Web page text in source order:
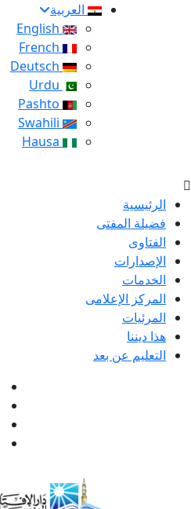
العربية
الرئيسية
فضيلة المفتى
الفتاوى
الإصدارات
الخدمات
المركز الإعلامى
المرئيات
هذا ديننا
التعليم عن بعد